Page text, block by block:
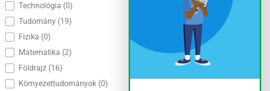
Tantárgyak
Technológia (0)
Tudomány (19)
Fizika (0)
Matematika (2)
Földrajz (16)
Környezettudományok (0)